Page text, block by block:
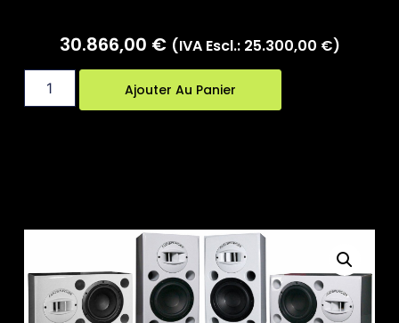
30.866,00 € (IVA Escl.: 25.300,00 €)
Ajouter Au Panier